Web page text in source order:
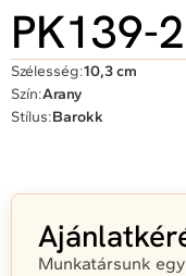
PK139-2
Szélesség:10,3 cm
Szín:Arany
Stílus:Barokk
Munkatársunk